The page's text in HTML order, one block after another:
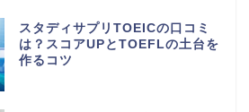
スタディサプリTOEICの口コミ
は？スコアUPとTOEFLの土台を
作るコツ